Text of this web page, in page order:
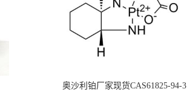
奥沙利铂厂家现货CAS61825-94-3